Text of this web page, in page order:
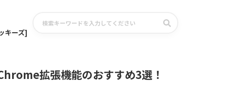
キーズ]
拡張機能のおすすめ3選！